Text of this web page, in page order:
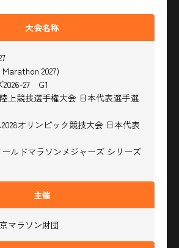
大会名称
2027)
2026-27 G1
上競技選手権大会 日本代表選手選
オリンピック競技大会 日本代表
ルドマラソンメジャーズ シリーズ
主催
マラソン財団